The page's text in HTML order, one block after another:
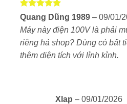
đó xả sạch và giặt lại bằng
bẩn dơ từ áo này sang áo
áo trắng hoặc vải dễ bay màu.
Công nghệ sấy Block
giúp sấy nhanh mà không
Được xếp
hạng
55
sao
Quang Dũng 1989 – 09/01/
Máy này điện 100V là phải
riêng hả shop? Dùng có bất
thêm diện tích với lỉnh kỉnh.
Xlap – 09/01/2026